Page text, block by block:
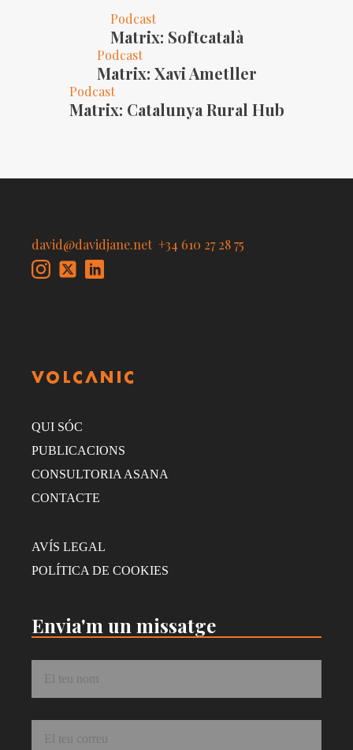
Podcast
Matrix: Softcatalà
Podcast
Matrix: Xavi Ametller
Podcast
Matrix: Catalunya Rural Hub
david@davidjane.net +34 610 27 28 75
QUI SÓC
PUBLICACIONS
CONSULTORIA ASANA
CONTACTE
AVÍS LEGAL
POLÍTICA DE COOKIES
Envia'm un missatge
Nom *
Correu *